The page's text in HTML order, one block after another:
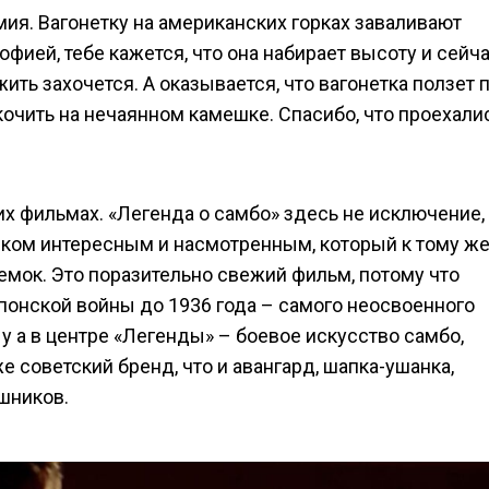
Вагонетку на американских горках заваливают
тебе кажется, что она набирает высоту и
захочется. А оказывается, что вагонетка ползет
на нечаянном камешке. Спасибо, что
фильмах. «Легенда о самбо» здесь не исключение,
интересным и насмотренным, который к тому же
Это поразительно свежий фильм, потому что
войны до 1936 года – самого неосвоенного
в центре «Легенды» – боевое искусство самбо,
бренд, что и авангард, шапка-ушанка,